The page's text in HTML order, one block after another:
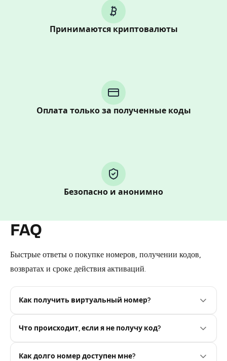
Принимаются криптовалюты
Оплата только за полученные коды
Безопасно и анонимно
FAQ
Быстрые ответы о покупке номеров, получении кодов,
возвратах и сроке действия активаций.
Как получить виртуальный номер?
Что происходит, если я не получу код?
Как долго номер доступен мне?
You purchase Stars via the official
Telegram using your card (or Google Pay, Apple Pay, or
Step 1: Create the order on HidSim